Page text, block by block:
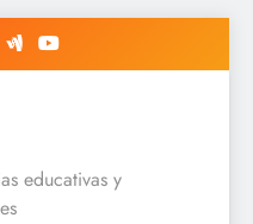
educativas y